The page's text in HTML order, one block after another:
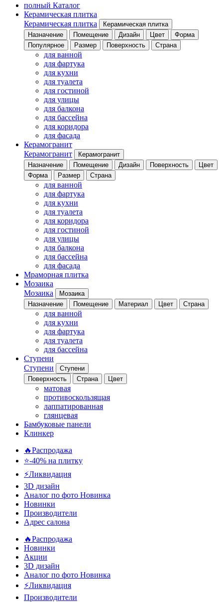
полный Каталог
Керамическая плитка
Керамическая плитка
Керамическая плитка
Назначение
Помещение Дизайн Цвет
Форма
Популярное
Размер Поверхность Страна
для ванной
для фартука
для кухни
для туалета
для гостиной
для улицы
для балкона
для бассейна
для коридора
для фасада
Керамогранит
Керамогранит
Керамогранит
Назначение
Помещение Дизайн Поверхность
Цвет
Форма
Размер Страна
для ванной
для фартука
для кухни
для туалета
для коридора
для гостиной
для улицы
для балкона
для бассейна
для фасада
Мраморная плитка
Мозаика
Мозаика
Мозаика
Назначение
Помещение Материал Цвет Страна
для ванной
для кухни
для фартука
для туалета
для бассейна
Ступени
Ступени
Ступени
Поверхность
Страна Цвет
матовая
противоскользящая
лаппатированная
глянцевая
Бамбуковые панели
Клинкер
🔥Распродажа
⭐-40% на плитку
⚡️Ликвидация
3D дизайн
Аналог по фото Новинка
Новинки
Производители
Адрес салона
🔥Распродажа
Новинки
Акции
3D дизайн
Аналог по фото Новинка
⚡Ликвидация
Производители